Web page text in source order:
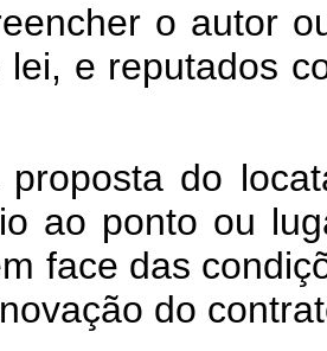
o autor
lei, e reputados
do
ao ponto ou
face das
do